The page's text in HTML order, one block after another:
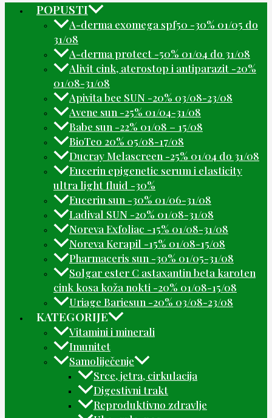
POPUSTI
A-derma exomega spf50 -30% 01/05 do
31/08
A-derma protect -50% 01/04 do 31/08
Alivit cink, aterostop i antiparazit -20%
01/08-31/08
Apivita bee SUN -20% 03/08-23/08
Avene sun -25% 01/04-31/08
Babe sun -22% 01/08 – 15/08
BioTeo 20% 05/08-17/08
Ducray Melascreen -25% 01/04 do 31/08
Eucerin epigenetic serum i elasticity
ultra light fluid -30%
Eucerin sun -30% 01/06-31/08
Ladival SUN -20% 01/08-31/08
Noreva Exfoliac -15% 01/08-31/08
Noreva Kerapil -15% 01/08-15/08
Pharmaceris sun -30% 01/05-31/08
Solgar ester C astaxantin beta karoten
cink kosa koža nokti -20% 01/08-15/08
Uriage Bariesun -20% 03/08-23/08
KATEGORIJE
Vitamini i minerali
Imunitet
Samoliječenje
Srce, jetra, cirkulacija
Digestivni trakt
Reproduktivno zdravlje